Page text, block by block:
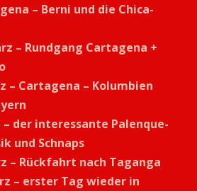
– Berni und die Chica-
– Rundgang Cartagena +
– Cartagena – Kolumbien
der interessante Palenque-
und Schnaps
– Rückfahrt nach Taganga
– erster Tag wieder in